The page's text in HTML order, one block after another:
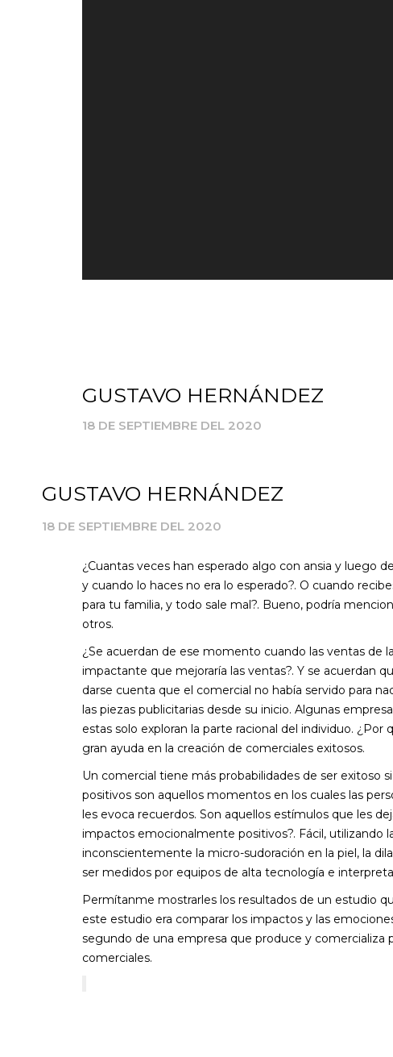
18 DE SEPTIEMBRE DEL 2020
GUSTAVO HERNÁNDEZ
18 DE SEPTIEMBRE DEL 2020
GUSTAVO HERNÁNDEZ
¿Cuantas veces han esperado algo con ansia y luego
y cuando lo haces no era lo esperado?. O cuando
para tu familia, y todo sale mal?. Bueno, podría
otros.
¿Se acuerdan de ese momento cuando las ventas de
impactante que mejoraría las ventas?. Y se acuerdan
darse cuenta que el comercial no había servido para
las piezas publicitarias desde su inicio. Algunas
estas solo exploran la parte racional del individuo.
gran ayuda en la creación de comerciales exitosos.
Un comercial tiene más probabilidades de ser exitoso
positivos son aquellos momentos en los cuales las
les evoca recuerdos. Son aquellos estímulos que les
impactos emocionalmente positivos?. Fácil, utilizando
inconscientemente la micro-sudoración en la piel, la
ser medidos por equipos de alta tecnología e
Permítanme mostrarles los resultados de un estudio
este estudio era comparar los impactos y las
segundo de una empresa que produce y
comerciales.